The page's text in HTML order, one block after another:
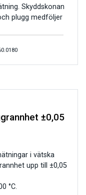
Skyddskonan
plugg medföljer
±0,05
i vätska
upp till ±0,05
°C.